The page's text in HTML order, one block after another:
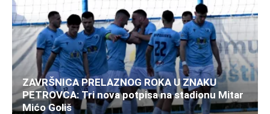
ZAVRŠNICA PRELAZNOG ROKA U ZNAKU
PETROVCA: Tri nova potpisa na stadionu Mitar
Mićo Goliš